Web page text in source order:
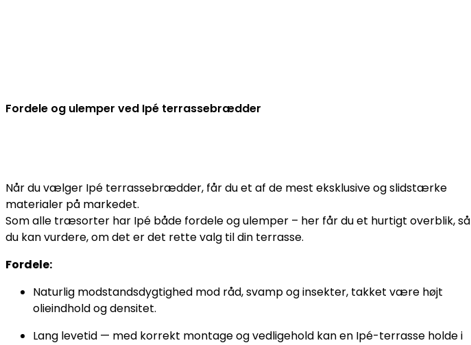
Fordele og ulemper ved Ipé terrassebrædder
Når du vælger Ipé terrassebrædder, får du et af de mest eksklusive og slidstærke
materialer på markedet.
Som alle træsorter har Ipé både fordele og ulemper – her får du et hurtigt overblik, så
du kan vurdere, om det er det rette valg til din terrasse.
Fordele:
Naturlig modstandsdygtighed mod råd, svamp og insekter, takket være højt
olieindhold og densitet.
Lang levetid — med korrekt montage og vedligehold kan en Ipé-terrasse holde i